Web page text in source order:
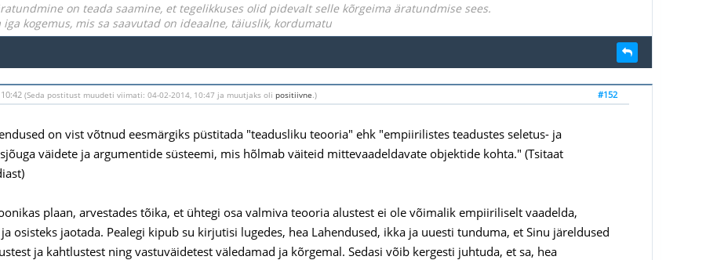
on teada saamine, et tegelikkuses olid pidevalt selle kõrgeima äratundmise sees.
iga kogemus, mis sa saavutad on ideaalne, täiuslik, kordumatu
#152
(Seda postitust muudeti viimati: 04-02-2014, 10:47 ja muutjaks oli positiivne.)
on vist võtnud eesmärgiks püstitada "teadusliku teooria" ehk "empiirilistes teadustes seletus- ja
väidete ja argumentide süsteemi, mis hõlmab väiteid mittevaadeldavate objektide kohta." (Tsitaat
plaan, arvestades tõika, et ühtegi osa valmiva teooria alustest ei ole võimalik empiiriliselt vaadelda,
osisteks jaotada. Pealegi kipub su kirjutisi lugedes, hea Lahendused, ikka ja uuesti tunduma, et Sinu järeldused
ja kahtlustest ning vastuväidetest väledamad ja kõrgemal. Sedasi võib kergesti juhtuda, et sa, hea